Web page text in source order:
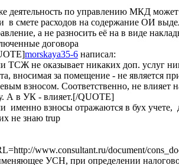
деятельность по управлению МКД
в смете расходов на содержание ОИ
а не разносить её на в виде
договора
morskaya35-6 написал:
ТСЖ не оказывает никаких доп. услуг
вносимая за помещение - не является
взносом. Соответственно, не влияет
А в УК - влияет.[/QUOTE]
именно взносы отражаются в бух
не знаю trup
www.consultant.ru/document/
УСН, при определении